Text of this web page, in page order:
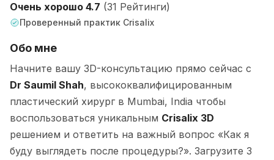
Очень хорошо 4.7 (31 Рейтинги)
Проверенный практик Crisalix
Обо мне
Начните вашу 3D-консультацию прямо сейчас с
Dr Saumil Shah, высококвалифицированным
пластический хирург в Mumbai, India чтобы
воспользоваться уникальным Crisalix 3D
решением и ответить на важный вопрос «Как я
буду выглядеть после процедуры?». Загрузите 3